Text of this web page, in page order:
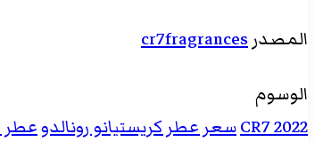
المصدر cr7fragrances
الوسوم
CR7 2022سعر عطر كريستيانو رونالدوعطر CR7 الجديد